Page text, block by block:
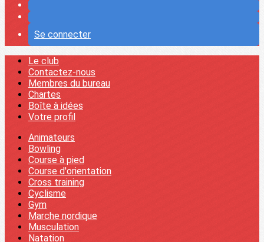
Se connecter
Le club
Contactez-nous
Membres du bureau
Chartes
Boîte à idées
Votre profil
Animateurs
Bowling
Course à pied
Course d'orientation
Cross training
Cyclisme
Gym
Marche nordique
Musculation
Natation